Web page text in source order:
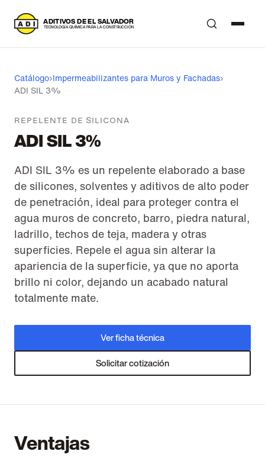
A DITIVOS DE EL SALVADOR
T ECNOLOGÍA QUÍMICA PARA LA CONSTRUCCIÓN
Catálogo›Impermeabilizantes para Muros y Fachadas›
ADI SIL 3%
REPELENTE DE SILICONA
ADI SIL 3%
ADI SIL 3% es un repelente elaborado a base
de silicones, solventes y aditivos de alto poder
de penetración, ideal para proteger contra el
agua muros de concreto, barro, piedra natural,
ladrillo, techos de teja, madera y otras
superficies. Repele el agua sin alterar la
apariencia de la superficie, ya que no aporta
brillo ni color, dejando un acabado natural
totalmente mate.
Ver ficha técnica
Solicitar cotización
Ventajas